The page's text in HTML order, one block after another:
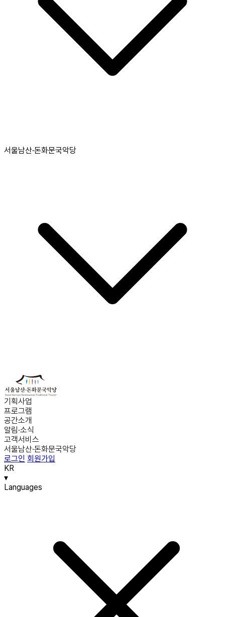
서울남산·돈화문국악당
기획사업
프로그램
공간소개
알림·소식
고객서비스
서울남산·돈화문국악당
로그인 회원가입
KR
▾
Languages